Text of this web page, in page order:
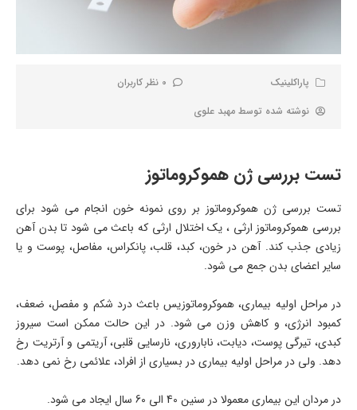
پاراکلینیک
0 نظر کاربران
نوشته شده توسط مهبد علوی
تست بررسی ژن هموکروماتوز
تست بررسی ژن هموکروماتوز بر روی نمونه خون انجام می شود برای
بررسی هموکروماتوز ارثی ، یک اختلال ارثی که باعث می شود تا بدن آهن
زیادی جذب کند. آهن در خون، کبد، قلب، پانکراس، مفاصل، پوست و یا
سایر اعضای بدن جمع می شود.
در مراحل اولیه بیماری، هموکروماتوزیس باعث درد شکم و مفصل، ضعف،
کمبود انرژی، و کاهش وزن می شود. در این حالت ممکن است سیروز
کبدی، تیرگی پوست، دیابت، ناباروری، نارسایی قلبی، آریتمی و آرتریت رخ
دهد. ولی در مراحل اولیه بیماری در بسیاری از افراد، علائمی رخ نمی دهد.
در مردان این بیماری معمولا در سنین 40 الی 60 سال ایجاد می شود.